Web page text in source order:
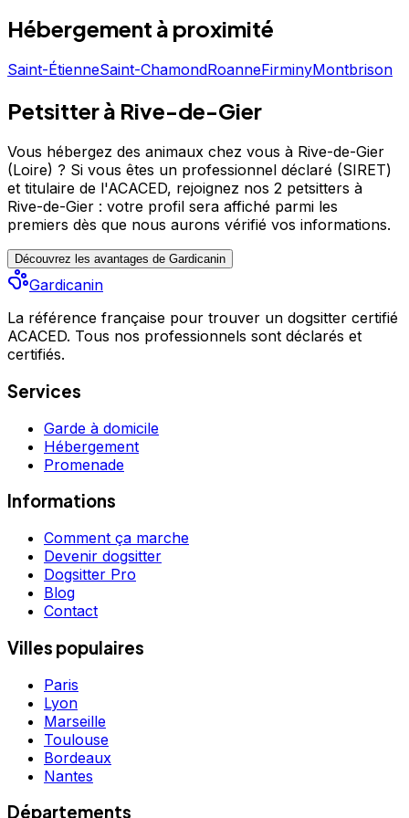
Hébergement à proximité
Saint-ÉtienneSaint-ChamondRoanneFirminyMontbrison
Petsitter à Rive-de-Gier
Vous hébergez des animaux chez vous à Rive-de-Gier
(Loire) ? Si vous êtes un professionnel déclaré (SIRET)
et titulaire de l'ACACED, rejoignez nos 2 petsitters à
Rive-de-Gier : votre profil sera affiché parmi les
premiers dès que nous aurons vérifié vos informations.
Découvrez les avantages de Gardicanin
Gardicanin
La référence française pour trouver un dogsitter certifié
ACACED. Tous nos professionnels sont déclarés et
certifiés.
Services
Garde à domicile
Hébergement
Promenade
Informations
Comment ça marche
Devenir dogsitter
Dogsitter Pro
Blog
Contact
Villes populaires
Paris
Lyon
Marseille
Toulouse
Bordeaux
Nantes
Départements